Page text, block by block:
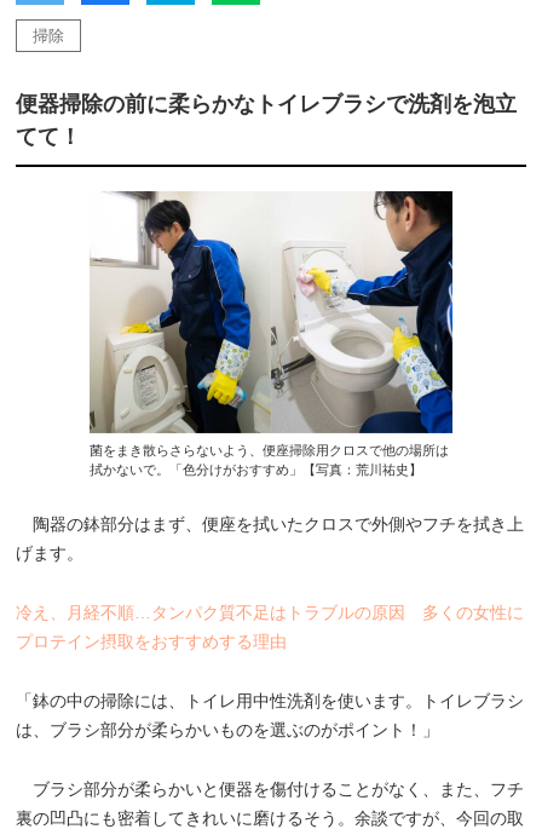
掃除
便器掃除の前に柔らかなトイレブラシで洗剤を泡立
てて！
菌をまき散らさらないよう、便座掃除用クロスで他の場所は
拭かないで。「色分けがおすすめ」【写真：荒川祐史】
陶器の鉢部分はまず、便座を拭いたクロスで外側やフチを拭き上
げます。
冷え、月経不順…タンパク質不足はトラブルの原因 多くの女性に
プロテイン摂取をおすすめする理由
「鉢の中の掃除には、トイレ用中性洗剤を使います。トイレブラシ
は、ブラシ部分が柔らかいものを選ぶのがポイント！」
ブラシ部分が柔らかいと便器を傷付けることがなく、また、フチ
裏の凹凸にも密着してきれいに磨けるそう。余談ですが、今回の取